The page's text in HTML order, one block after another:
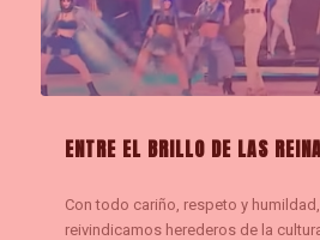
ENTRE EL BRILLO DE LAS
Con todo cariño, respeto y
reivindicamos herederos de la